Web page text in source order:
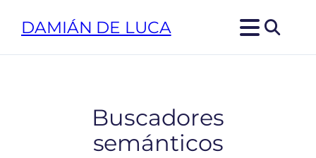
DAMIÁN DE LUCA
Buscadores
semánticos